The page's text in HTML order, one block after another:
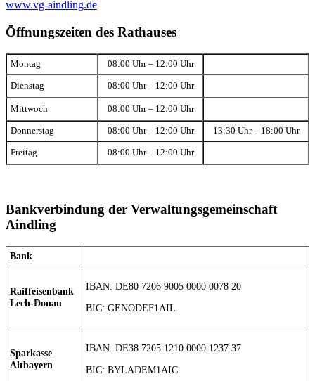
www.vg-aindling.de
Öffnungszeiten des Rathauses
Montag 08:00 Uhr – 12:00 Uhr
Dienstag 08:00 Uhr – 12:00 Uhr
Mittwoch 08:00 Uhr – 12:00 Uhr
Donnerstag 08:00 Uhr – 12:00 Uhr 13:30 Uhr – 18:00 Uhr
Freitag 08:00 Uhr – 12:00 Uhr
Bankverbindung der Verwaltungsgemeinschaft
Aindling
Bank
Raiffeisenbank
Lech-Donau
IBAN: DE80 7206 9005 0000 0078 20
BIC: GENODEF1AIL
Sparkasse
Altbayern
IBAN: DE38 7205 1210 0000 1237 37
BIC: BYLADEM1AIC